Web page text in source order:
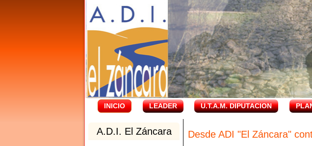
INICIO LEADER U.T.A.M. DIPUTACION
A.D.I. El Záncara Desde ADI "El Záncara"